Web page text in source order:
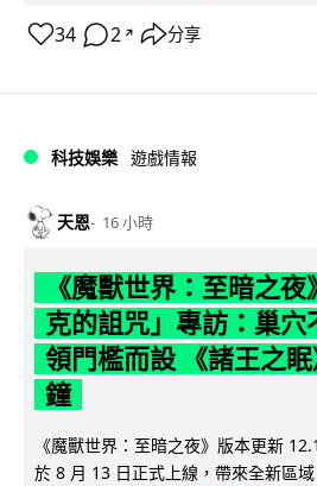
34 2 ↗ 分享
科技娛樂 遊戲情報
天恩 16 小時
《魔獸世界：至暗之
克的詛咒」專訪：巢穴
領門檻而設 《諸王之
鐘
《魔獸世界：至暗之夜》版本更新
於 8 月 13 日正式上線，帶來全新區